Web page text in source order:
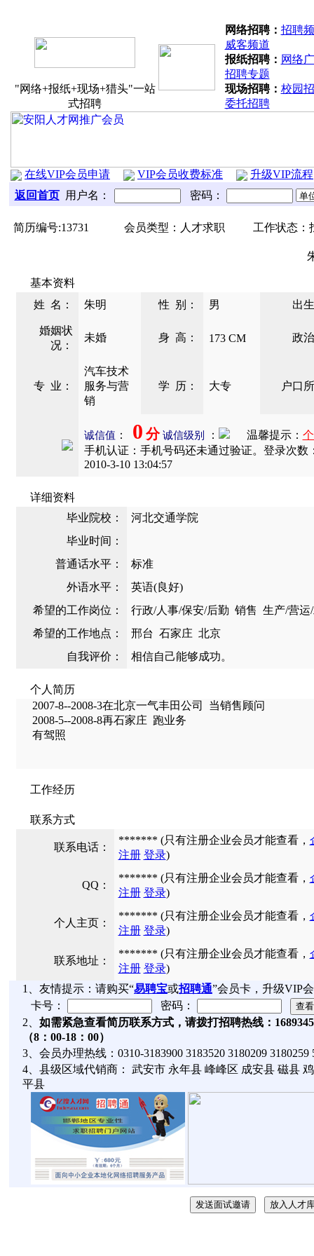
网络招聘： 招聘
威客频道
报纸招聘： 网络
招聘专题
"网络+报纸+现场+猎头"一站
式招聘
现场招聘： 校园
委托招聘
在线VIP会员申请 VIP会员收费标准
升级VIP流程
返回首页
用户名： 密码：
简历编号:13731 会员类型：人才求职 工作状态：
基本资料
姓 名：
朱明 性 别： 男 出
婚姻状
况：
未婚 身 高： 173 CM 政
专 业：
汽车技术
服务与营
销
学 历： 大专 户口
诚信值 ： 0 分 诚信级别 ： 温馨提示：
手机认证： 手机号码还未通过验证。 登录次数
2010-3-10 13:04:57
详细资料
毕业院校：
河北交通学院
毕业时间：
普通话水平：
标准
外语水平：
英语(良好)
希望的工作岗位：
行政/人事/保安/后勤 销售 生产/营运
希望的工作地点：
邢台 石家庄 北京
自我评价：
相信自己能够成功。
个人简历
2007-8--2008-3在北京一气丰田公司 当销售顾问
2008-5--2008-8再石家庄 跑业务
有驾照
工作经历
联系方式
联系电话：
******* (只有注册企业会员才能查看，
注册 登录)
QQ：
******* (只有注册企业会员才能查看，
注册 登录)
个人主页：
******* (只有注册企业会员才能查看，
注册 登录)
联系地址：
******* (只有注册企业会员才能查看，
注册 登录)
1、友情提示：请购买“易聘宝或招聘通”会员卡，升级VIP
卡号：
密码：
2、 如需紧急查看简历联系方式，请拨打招聘热线：
（8：00-18：00）
3、会员办理热线：0310-3183900 3183520 3180209
4、县级区域代销商： 武安市 永年县 峰峰区 成安县 磁县
平县